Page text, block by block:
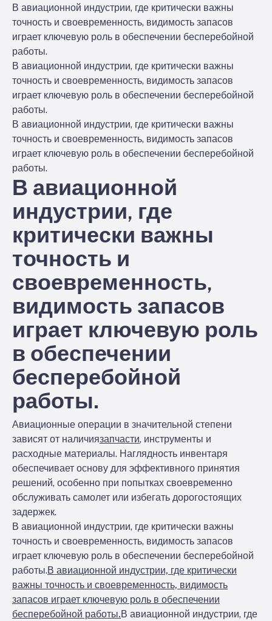
В авиационной индустрии, где критически важны
точность и своевременность, видимость запасов
играет ключевую роль в обеспечении бесперебойной
работы.
В авиационной индустрии, где критически важны
точность и своевременность, видимость запасов
играет ключевую роль в обеспечении бесперебойной
работы.
В авиационной индустрии, где критически важны
точность и своевременность, видимость запасов
играет ключевую роль в обеспечении бесперебойной
работы.
В авиационной
индустрии, где
критически важны
точность и
своевременность,
видимость запасов
играет ключевую роль
в обеспечении
бесперебойной
работы.
Авиационные операции в значительной степени
зависят от наличиязапчасти, инструменты и
расходные материалы. Наглядность инвентаря
обеспечивает основу для эффективного принятия
решений, особенно при попытках своевременно
обслуживать самолет или избегать дорогостоящих
задержек.
В авиационной индустрии, где критически важны
точность и своевременность, видимость запасов
играет ключевую роль в обеспечении бесперебойной
работы.В авиационной индустрии, где критически
важны точность и своевременность, видимость
запасов играет ключевую роль в обеспечении
бесперебойной работы.В авиационной индустрии, где